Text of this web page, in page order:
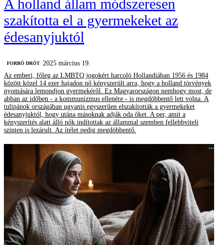
A holland állam módszeresen
szakította el a gyermekeket az
édesanyjuktól
FORRÓ DRÓT
2025 március 19.
Az emberi, főleg az LMBTQ jogokért harcoló Hollandiában 1956 és 1984
között közel 14 ezer hajadon nő kényszerült arra, hogy a holland törvények
nyomására lemondjon gyermekéről. Ez Magyarországon nemhogy most, de
abban az időben - a kommunizmus ellenére - is megdöbbentő lett volna. A
tulipánok országában ugyanis egyszerűen elszakították a gyermekeket
édesanyjuktól, hogy utána másoknak adják oda őket. A per, amit a
kényszerítés alatt álló nők indítottak az állammal szemben fellebbviteli
szinten is lezárult. Az ítélet pedig megdöbbentő.